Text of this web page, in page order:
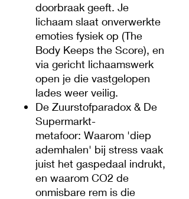
doorbraak geeft. Je
lichaam slaat onverwerkte
emoties fysiek op (The
Body Keeps the Score), en
via gericht lichaamswerk
open je die vastgelopen
lades weer veilig.
De Zuurstofparadox & De
Supermarkt-
metafoor: Waarom 'diep
ademhalen' bij stress vaak
juist het gaspedaal indrukt,
en waarom CO2 de
onmisbare rem is die